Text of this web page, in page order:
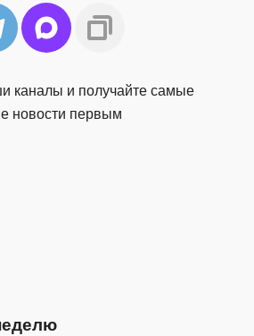
каналы и получайте самые
новости первым